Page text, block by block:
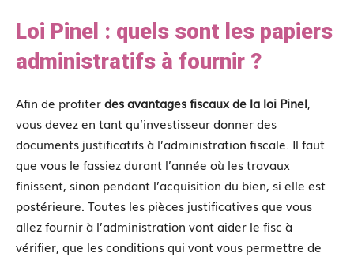
Loi Pinel : quels sont les papiers
administratifs à fournir ?
Afin de profiterdes avantages fiscaux de la loi Pinel,
vous devez en tant qu’investisseur donner des
documents justificatifs à l’administration fiscale. Il faut
que vous le fassiez durant l’année où les travaux
finissent, sinon pendant l’acquisition du bien, si elle est
postérieure. Toutes les pièces justificatives que vous
allez fournir à l’administration vont aider le fisc à
vérifier, que les conditions qui vont vous permettre de